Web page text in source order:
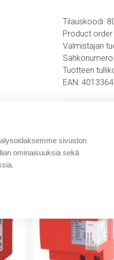
sivuston
ominaisuuksia sekä
Tilauskoodi:
Product
Valmistajan
Tuotteen
EAN:
Liitteet